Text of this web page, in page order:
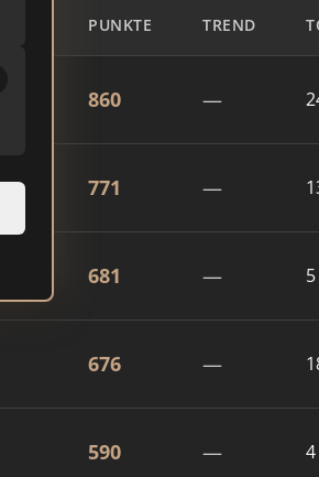
PUNKTE TREND
860 —
771 —
681 — 5
676 —
590 — 4